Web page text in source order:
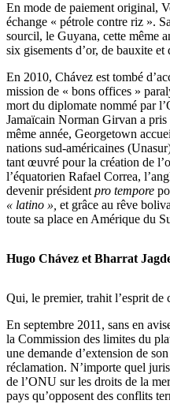
En mode de paiement original,
échange « pétrole contre riz ».
sourcil, le Guyana, cette même
six gisements d’or, de bauxite
En 2010, Chávez est tombé
mission de « bons offices »
mort du diplomate nommé par
Jamaïcain Norman Girvan a
même année, Georgetown
nations sud-américaines
tant œuvré pour la création de
l’équatorien Rafael Correa,
devenir président pro tempore
« latino », et grâce au rêve
toute sa place en Amérique du
Hugo Chávez et Bharrat
Qui, le premier, trahit l’esprit de
En septembre 2011, sans en
la Commission des limites du
une demande d’extension de
réclamation. N’importe quel
de l’ONU sur les droits de la
pays qu’opposent des conflits